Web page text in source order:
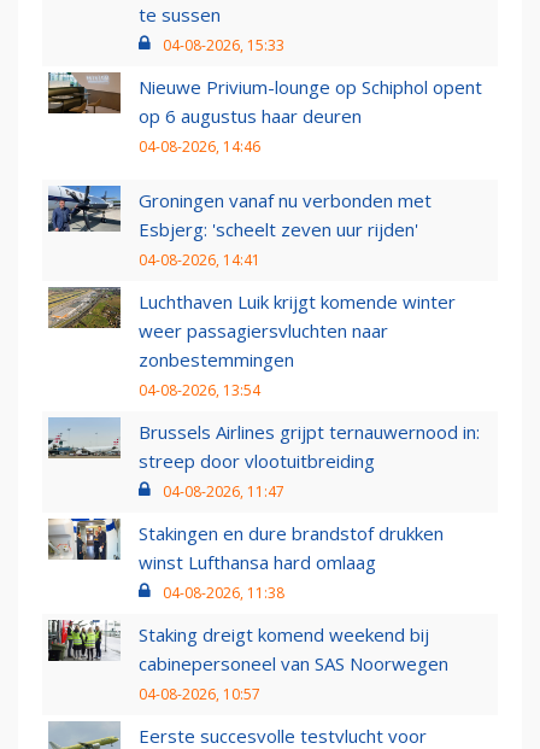
te sussen
04-08-2026, 15:33
Nieuwe Privium-lounge op Schiphol opent
op 6 augustus haar deuren
04-08-2026, 14:46
Groningen vanaf nu verbonden met
Esbjerg: 'scheelt zeven uur rijden'
04-08-2026, 14:41
Luchthaven Luik krijgt komende winter
weer passagiersvluchten naar
zonbestemmingen
04-08-2026, 13:54
Brussels Airlines grijpt ternauwernood in:
streep door vlootuitbreiding
04-08-2026, 11:47
Stakingen en dure brandstof drukken
winst Lufthansa hard omlaag
04-08-2026, 11:38
Staking dreigt komend weekend bij
cabinepersoneel van SAS Noorwegen
04-08-2026, 10:57
Eerste succesvolle testvlucht voor